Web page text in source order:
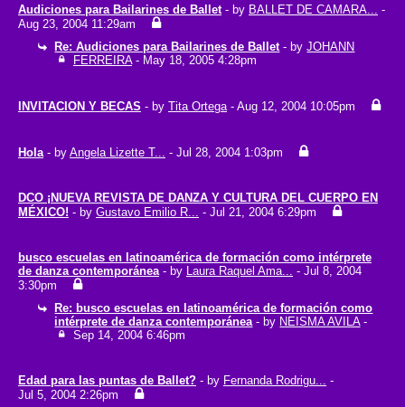
Audiciones para Bailarines de Ballet - by BALLET DE CAMARA... -
Aug 23, 2004 11:29am
Re: Audiciones para Bailarines de Ballet - byJOHANN
FERREIRA- May 18, 2005 4:28pm
INVITACION Y BECAS - by Tita Ortega- Aug 12, 2004 10:05pm
Hola - by Angela Lizette T... - Jul 28, 2004 1:03pm
DCO ¡NUEVA REVISTA DE DANZA Y CULTURA DEL CUERPO EN
MÉXICO! - by Gustavo Emilio R... - Jul 21, 2004 6:29pm
busco escuelas en latinoamérica de formación como intérprete
de danza contemporánea - by Laura Raquel Ama... - Jul 8, 2004
3:30pm
Re: busco escuelas en latinoamérica de formación como
intérprete de danza contemporánea - by NEISMA AVILA-
Sep 14, 2004 6:46pm
Edad para las puntas de Ballet? - by Fernanda Rodrigu... -
Jul 5, 2004 2:26pm